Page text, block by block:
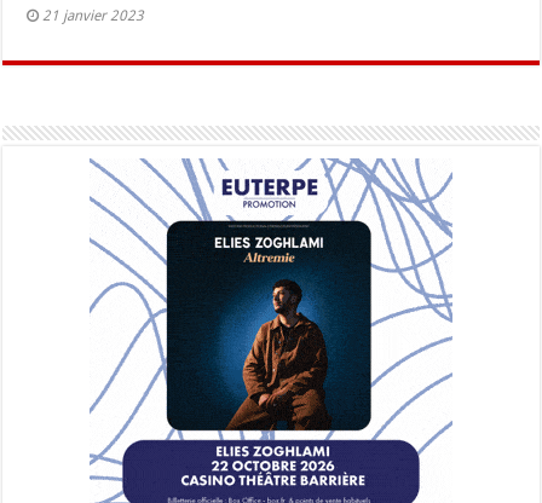
21 janvier 2023